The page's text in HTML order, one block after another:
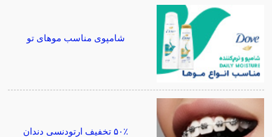
شامپوی مناسب موهای تو
۵۰٪ تخفیف ارتودنسی دندان